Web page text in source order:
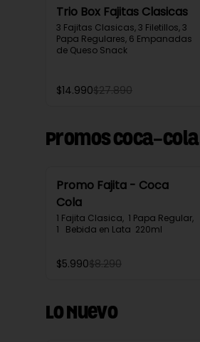
Trio Box Fajitas Clasicas
3 Fajitas Clasicas, 3 Filetillos, 3
Papa Regulares, 6 Empanadas
de Queso Snack
$14.990$27.890
Promos Coca-Cola
Promo Fajita - Coca
Cola
1 Fajita Clasica,  1 Papa Regular,
1   Bebida en Lata  220ml
$5.990$8.290
Lo Nuevo